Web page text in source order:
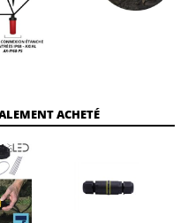
ACHETÉ